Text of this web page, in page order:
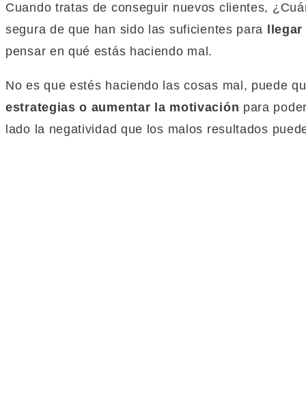
Cuando tratas de conseguir nuevos clientes,
segura de que han sido las suficientes para
pensar en qué estás haciendo mal.
No es que estés haciendo las cosas mal, puede
estrategias o aumentar la motivación para
lado la negatividad que los malos resultados